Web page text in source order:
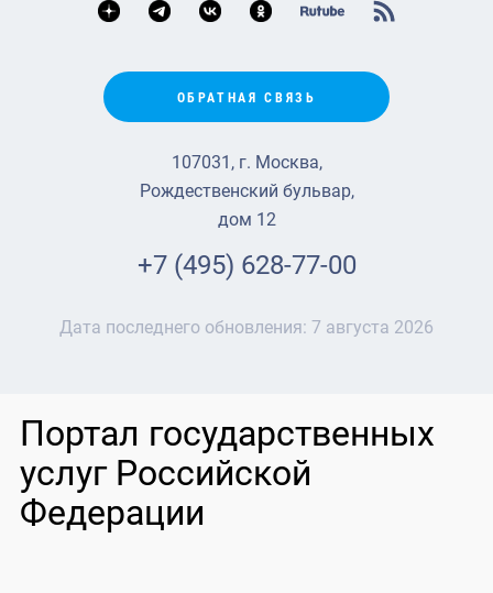
ОБРАТНАЯ СВЯЗЬ
107031, г. Москва,
Рождественский бульвар,
дом 12
+7 (495) 628-77-00
Дата последнего обновления: 7 августа 2026
Портал государственных
услуг Российской
Федерации